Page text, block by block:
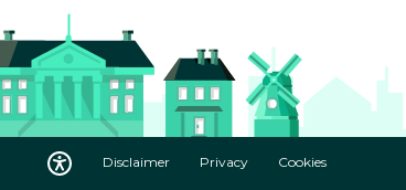
Disclaimer Privacy Cookies